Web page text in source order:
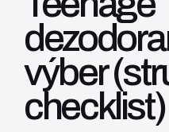
výber
checklist)